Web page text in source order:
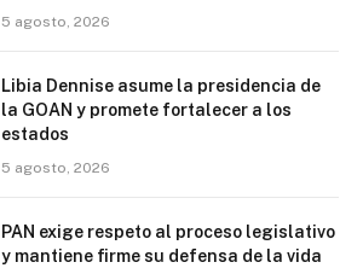
5 agosto, 2026
Libia Dennise asume la presidencia de
la GOAN y promete fortalecer a los
estados
5 agosto, 2026
PAN exige respeto al proceso legislativo
y mantiene firme su defensa de la vida